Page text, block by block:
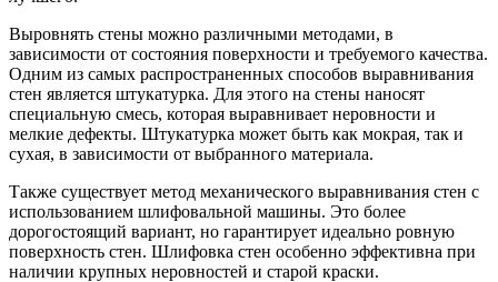
Выровнять стены можно различными методами, в
зависимости от состояния поверхности и требуемого качества.
Одним из самых распространенных способов выравнивания
стен является штукатурка. Для этого на стены наносят
специальную смесь, которая выравнивает неровности и
мелкие дефекты. Штукатурка может быть как мокрая, так и
сухая, в зависимости от выбранного материала.
Также существует метод механического выравнивания стен с
использованием шлифовальной машины. Это более
дорогостоящий вариант, но гарантирует идеально ровную
поверхность стен. Шлифовка стен особенно эффективна при
наличии крупных неровностей и старой краски.